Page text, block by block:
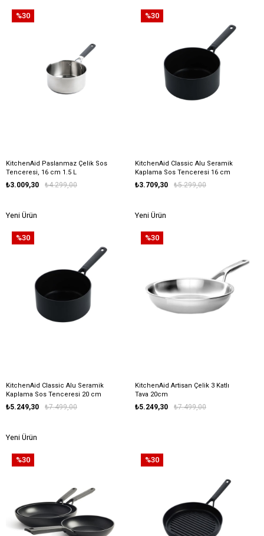
KitchenAid Paslanmaz Çelik Sos
Tenceresi, 16 cm 1.5 L
₺3.009,30 ₺4.299,00
Yeni Ürün
%30
KitchenAid Classic Alu Seramik
Kaplama Sos Tenceresi 16 cm
1.5 L
₺3.709,30 ₺5.299,00
Yeni Ürün
%30
KitchenAid Classic Alu Seramik
Kaplama Sos Tenceresi 20 cm
3.1 L
₺5.249,30 ₺7.499,00
Yeni Ürün
%30
KitchenAid Artisan Çelik 3 Katlı
Tava 20cm
₺5.249,30 ₺7.499,00
%30
%30 %30